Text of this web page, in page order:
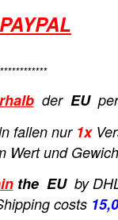
der EUper
fallen nur 1x
Wert und
the EUby
costs